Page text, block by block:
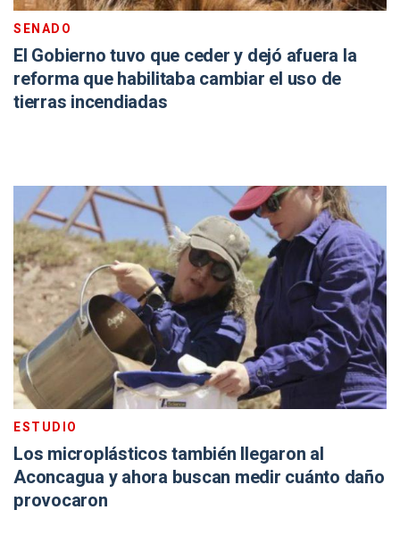
SENADO
El Gobierno tuvo que ceder y dejó afuera la
reforma que habilitaba cambiar el uso de
tierras incendiadas
ESTUDIO
Los microplásticos también llegaron al
Aconcagua y ahora buscan medir cuánto daño
provocaron